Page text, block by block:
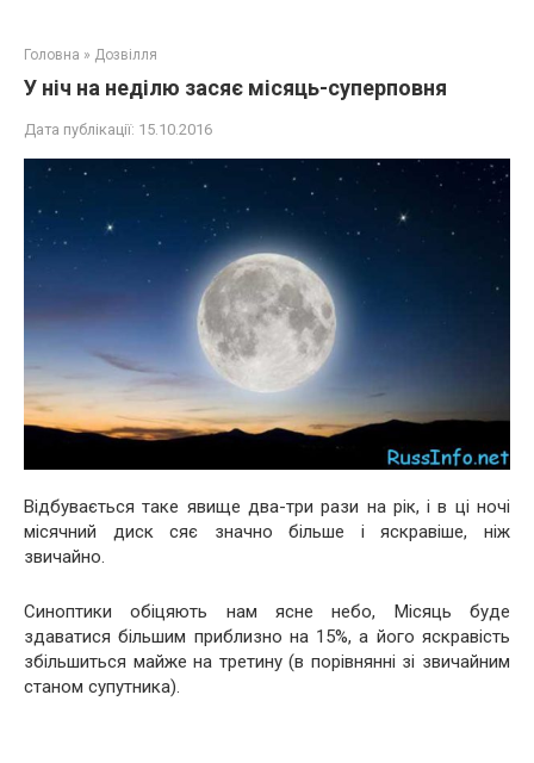
Головна » Дозвілля
У ніч на неділю засяє місяць-суперповня
Дата публікації: 15.10.2016
Відбувається таке явище два-три рази на рік, і в ці ночі
місячний диск сяє значно більше і яскравіше, ніж
звичайно.
Синоптики обіцяють нам ясне небо, Місяць буде
здаватися більшим приблизно на 15%, а його яскравість
збільшиться майже на третину (в порівнянні зі звичайним
станом супутника).